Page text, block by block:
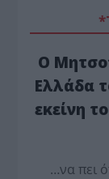
Ο
Ελλάδα
εκείνη
…να πει